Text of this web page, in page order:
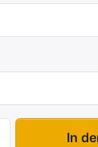
FC 2736 HTD
In